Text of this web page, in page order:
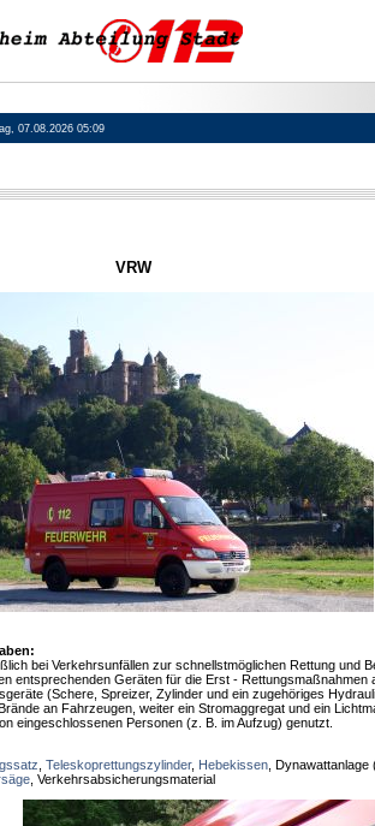
07.08.2026 05:09
VRW
bei Verkehrsunfällen zur schnellstmöglichen Rettung und
entsprechenden Geräten für die Erst -
(Schere, Spreizer, Zylinder und ein zugehöriges
an Fahrzeugen, weiter ein Stromaggregat und ein
eingeschlossenen Personen (z. B. im Aufzug) genutzt.
Teleskoprettungszylinder, Hebekissen, Dynawattanlage
, Verkehrsabsicherungsmaterial